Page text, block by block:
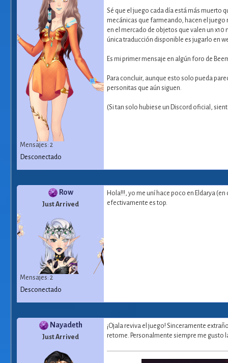
Mensajes: 2
Sé que el juego cada día está más muerto
mecánicas que farmeando, hacen el
en el mercado de objetos que valen un
única traducción disponible es jugarlo en
Es mi primer mensaje en algún foro de
Para concluir, aunque esto solo pueda
personitas que aún siguen.
(Si tan solo hubiese un Discord oficial,
Desconectado
Row
Just Arrived
Mensajes: 2
Hola!!!, yo me uní hace poco en Eldarya
efectivamente es top.
Desconectado
Nayadeth
Just Arrived
¡Ojala reviva el juego! Sinceramente
retome. Personalmente siempre me gusto